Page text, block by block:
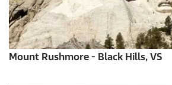
Mount Rushmore - Black Hills, VS